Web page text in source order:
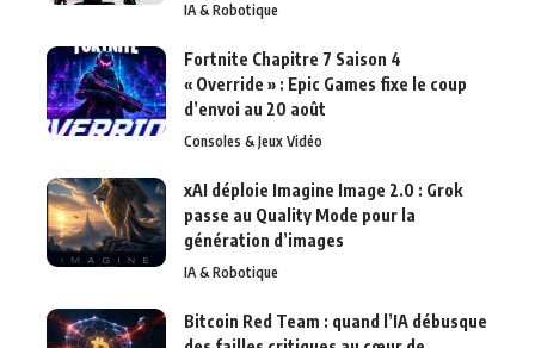
IA & Robotique
Fortnite Chapitre 7 Saison 4
« Override » : Epic Games fixe le coup
d’envoi au 20 août
Consoles & Jeux Vidéo
xAI déploie Imagine Image 2.0 : Grok
passe au Quality Mode pour la
génération d’images
IA & Robotique
Bitcoin Red Team : quand l’IA débusque